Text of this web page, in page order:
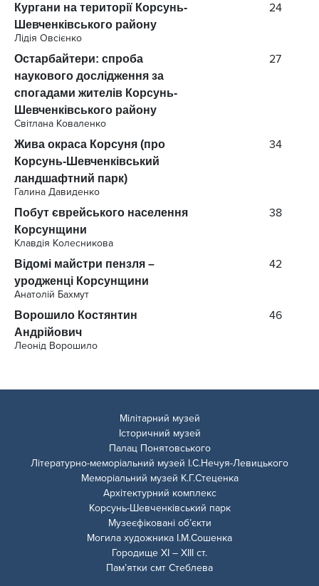
Кургани на території Корсунь-
Шевченківського району
Лідія Овсієнко
24
Остарбайтери: спроба
наукового дослідження за
спогадами жителів Корсунь-
Шевченківського району
Світлана Коваленко
27
Жива окраса Корсуня (про
Корсунь-Шевченківський
ландшафтний парк)
Галина Давиденко
34
Побут єврейського населення
Корсунщини
Клавдія Колесникова
38
Відомі майстри пензля –
уродженці Корсунщини
Анатолій Бахмут
42
Ворошило Костянтин
Андрійович
Леонід Ворошило
46
Мілітарний музей
Історичний музей
Палац Понятовського
Літературно-меморіальний музей І.С.Нечуя-Левицького
Меморіальний музей К.Г.Стеценка
Архітектурний комплекс
Корсунь-Шевченківський парк
Музеєфіковані об’єкти
Могила художника І.М.Сошенка
Городище ХІ – ХІІІ ст.
Пам’ятки смт Стеблева